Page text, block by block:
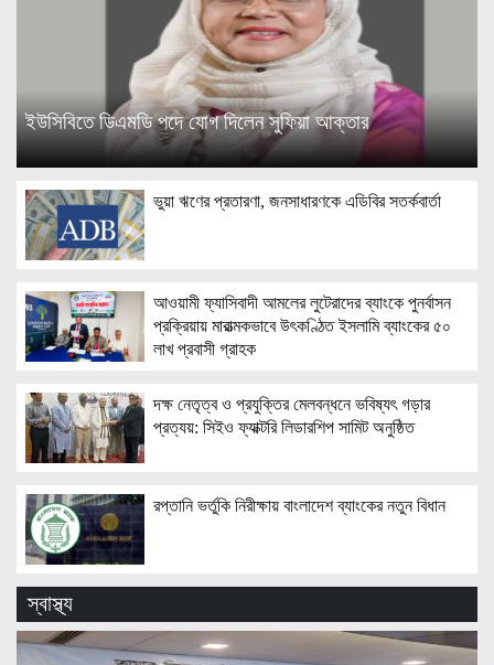
ইউসিবিতে ডিএমডি পদে যোগ দিলেন সুফিয়া আক্তার
ভুয়া ঋণের প্রতারণা, জনসাধারণকে এডিবির সতর্কবার্তা
আওয়ামী ফ্যাসিবাদী আমলের লুটেরাদের ব্যাংকে পুনর্বাসন
প্রক্রিয়ায় মারাত্মকভাবে উৎকণ্ঠিত ইসলামি ব্যাংকের ৫০
লাখ প্রবাসী গ্রাহক
দক্ষ নেতৃত্ব ও প্রযুক্তির মেলবন্ধনে ভবিষ্যৎ গড়ার
প্রত্যয়: সিইও ফ্যাক্টরি লিডারশিপ সামিট অনুষ্ঠিত
রপ্তানি ভর্তুকি নিরীক্ষায় বাংলাদেশ ব্যাংকের নতুন বিধান
স্বাস্থ্য